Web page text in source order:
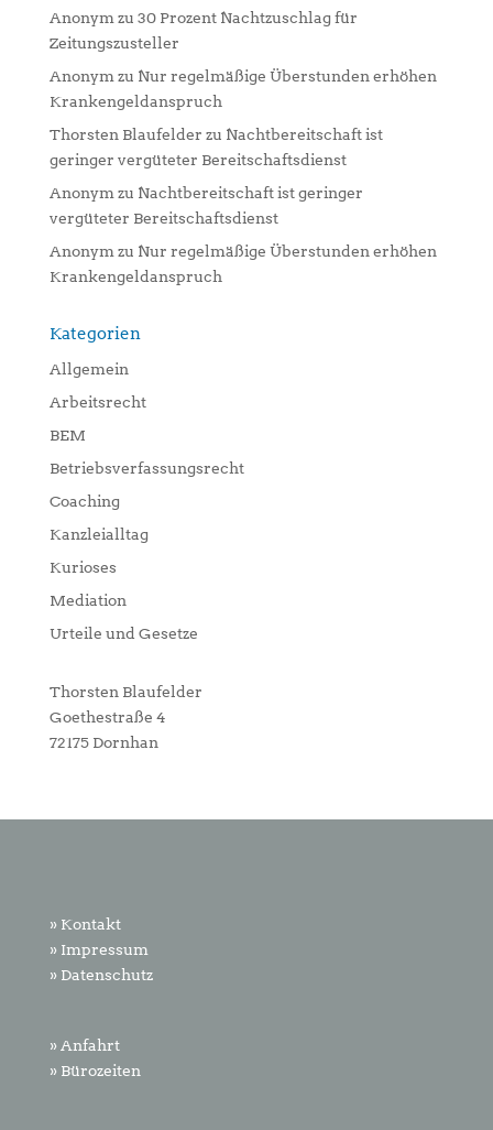
Anonym zu 30 Prozent Nachtzuschlag für
Zeitungszusteller
Anonym zu Nur regelmäßige Überstunden erhöhen
Krankengeldanspruch
Thorsten Blaufelder zu Nachtbereitschaft ist
geringer vergüteter Bereitschaftsdienst
Anonym zu Nachtbereitschaft ist geringer
vergüteter Bereitschaftsdienst
Anonym zu Nur regelmäßige Überstunden erhöhen
Krankengeldanspruch
Kategorien
Allgemein
Arbeitsrecht
BEM
Betriebsverfassungsrecht
Coaching
Kanzleialltag
Kurioses
Mediation
Urteile und Gesetze
Thorsten Blaufelder
Goethestraße 4
72175 Dornhan
» Kontakt
» Impressum
» Datenschutz
» Anfahrt
» Bürozeiten